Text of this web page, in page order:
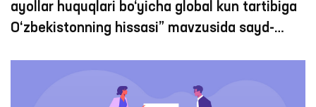
ayollar huquqlari bo‘yicha global kun tartibiga
O‘zbekistonning hissasi” mavzusida sayd-